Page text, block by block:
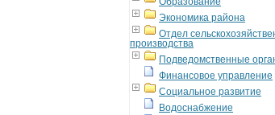
Экономика района
Отдел
производства
Подведомственные
Финансовое управление
Социальное развитие
Водоснабжение